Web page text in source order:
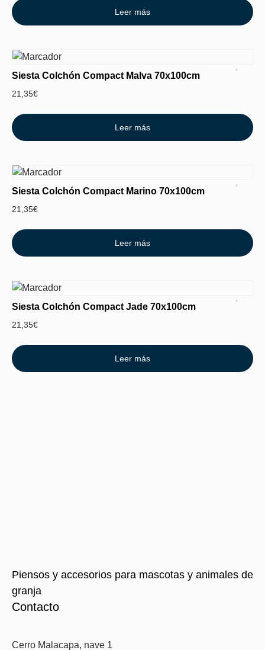
Leer más
Siesta Colchón Compact Malva 70x100cm
21,35€
Leer más
Siesta Colchón Compact Marino 70x100cm
21,35€
Leer más
Siesta Colchón Compact Jade 70x100cm
21,35€
Leer más
Piensos y accesorios para mascotas y animales de
granja
Contacto
Cerro Malacapa, nave 1